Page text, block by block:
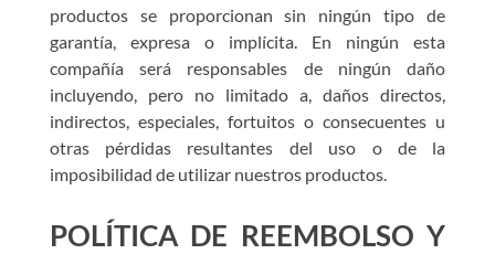
productos se proporcionan sin ningún tipo de
garantía, expresa o implícita. En ningún esta
compañía será responsables de ningún daño
incluyendo, pero no limitado a, daños directos,
indirectos, especiales, fortuitos o consecuentes u
otras pérdidas resultantes del uso o de la
imposibilidad de utilizar nuestros productos.
POLÍTICA DE REEMBOLSO Y